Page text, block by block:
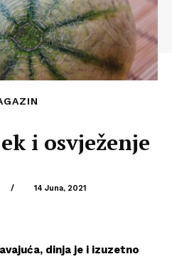
i osvježenje
/ 14 Juna, 2021
dinja je i izuzetno